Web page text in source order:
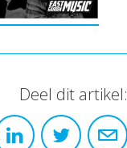
Deel dit artikel: